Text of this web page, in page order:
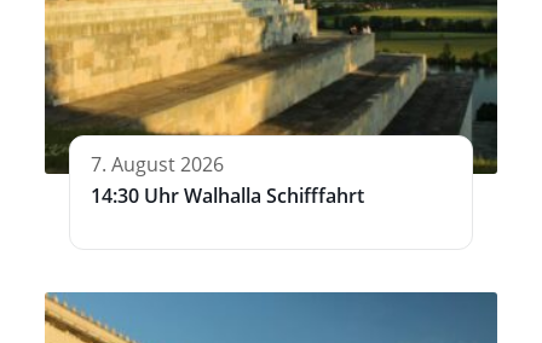
7. August 2026
14:30 Uhr Walhalla Schifffahrt